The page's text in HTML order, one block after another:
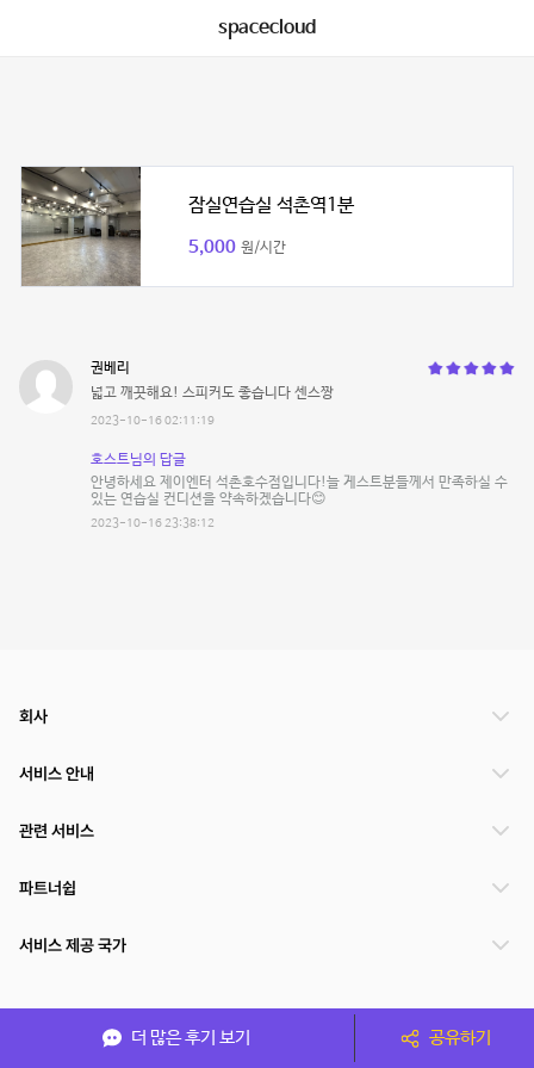
spacecloud
잠실연습실 석촌역1분
5,000 원/시간
권베리
넓고 깨끗해요! 스피커도 좋습니다 센스짱
2023-10-16 02:11:19
호스트님의 답글
안녕하세요 제이엔터 석촌호수점입니다!늘 게스트분들께서 만족하실 수
있는 연습실 컨디션을 약속하겠습니다😊
2023-10-16 23:38:12
더 많은 후기 보기 공유하기
회사
서비스 안내
관련 서비스
파트너쉽
서비스 제공 국가
(주)NSPACE 사업자정보